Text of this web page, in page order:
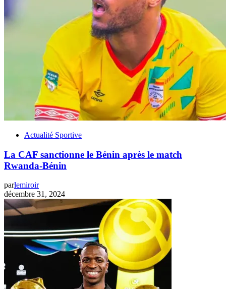
Actualité Sportive
La CAF sanctionne le Bénin après le match
Rwanda-Bénin
parlemiroir
décembre 31, 2024